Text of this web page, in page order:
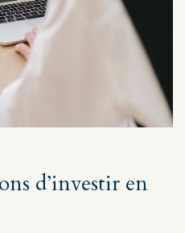
d’investir en